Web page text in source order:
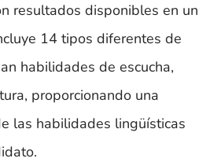
resultados disponibles en un
14 tipos diferentes de
habilidades de escucha,
proporcionando una
las habilidades lingüísticas